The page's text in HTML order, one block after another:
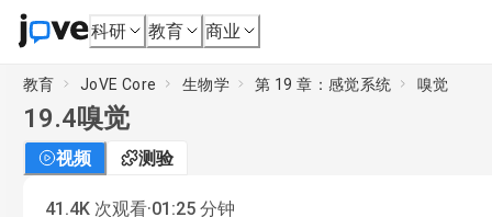
科研 教育 商业
教育 JoVE Core 生物学 第 19 章：感觉系统 嗅觉
19.4嗅觉
视频 测验
41.4K 次观看·01:25 分钟